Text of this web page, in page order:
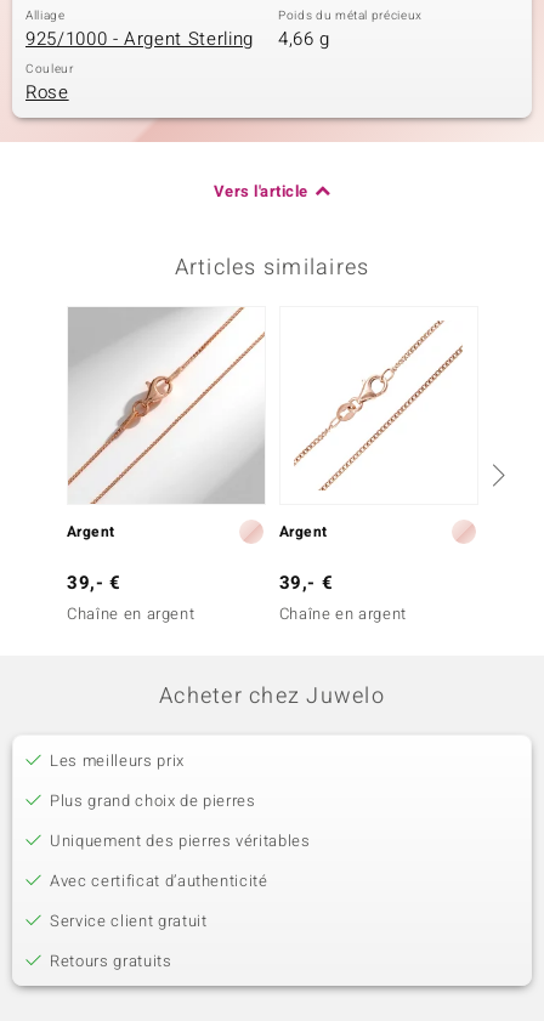
Alliage
925/1000 - Argent Sterling
Poids du métal précieux
4,66 g
Couleur
Rose
Vers l'article
Articles similaires
Argent
39,- €
Chaîne en argent
Argent
39,- €
Chaîne en argent
Acheter chez Juwelo
Les meilleurs prix
Plus grand choix de pierres
Uniquement des pierres véritables
Avec certificat d’authenticité
Service client gratuit
Retours gratuits